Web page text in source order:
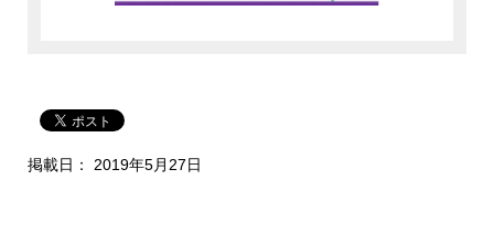
掲載日： 2019年5月27日